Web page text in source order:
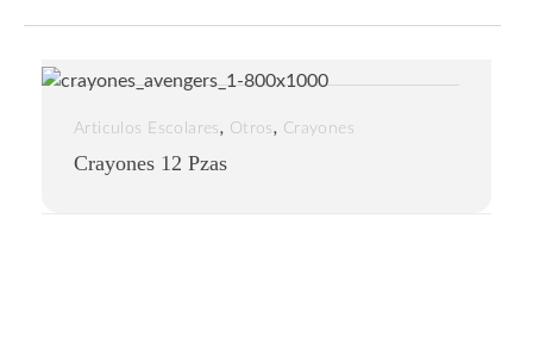
Crayones 12 Pzas
Articulos Escolares, Otros, Crayones